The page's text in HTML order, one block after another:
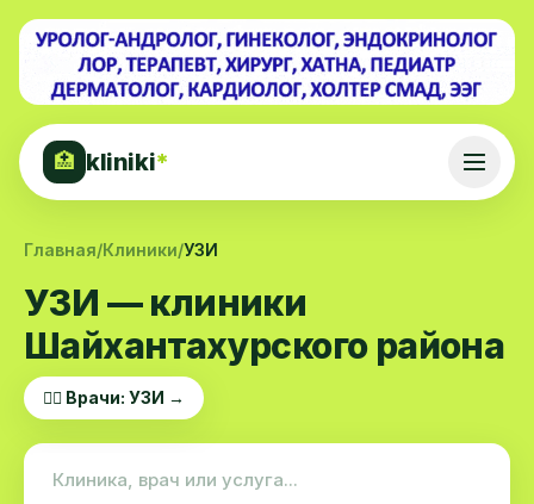
🏥 kliniki*
Главная/Клиники/УЗИ
УЗИ — клиники
Шайхантахурского района
👨‍⚕️ Врачи: УЗИ →